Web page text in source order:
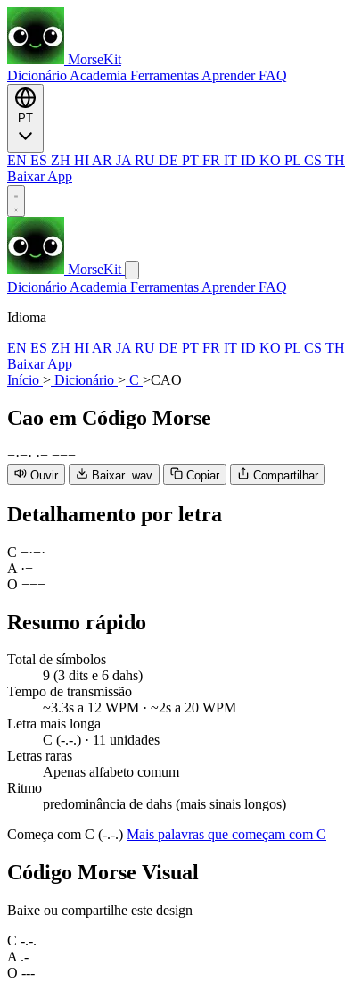
MorseKit
Dicionário Academia Ferramentas AprenderFAQ
EN ES ZH HI AR JA RU DE PT FR IT ID KO PL CS TH
Baixar App
MorseKit
Dicionário Academia Ferramentas AprenderFAQ
Idioma
EN ES ZH HI AR JA RU DE PT FR IT ID KO PL CS TH
Baixar App
Início > Dicionário > C >CAO
Cao em Código Morse
−·−· ·− −−−
Ouvir Baixar .wav Copiar Compartilhar
Detalhamento por letra
C −·−·
A ·−
O −−−
Resumo rápido
Total de símbolos
9 (3 dits e 6 dahs)
Tempo de transmissão
~3.3s a 12 WPM · ~2s a 20 WPM
Letra mais longa
C (-.-.) · 11 unidades
Letras raras
Apenas alfabeto comum
Ritmo
predominância de dahs (mais sinais longos)
Começa com C (-.-.) Mais palavras que começam com C
Código Morse Visual
Baixe ou compartilhe este design
C -.-.
A .-
O ---